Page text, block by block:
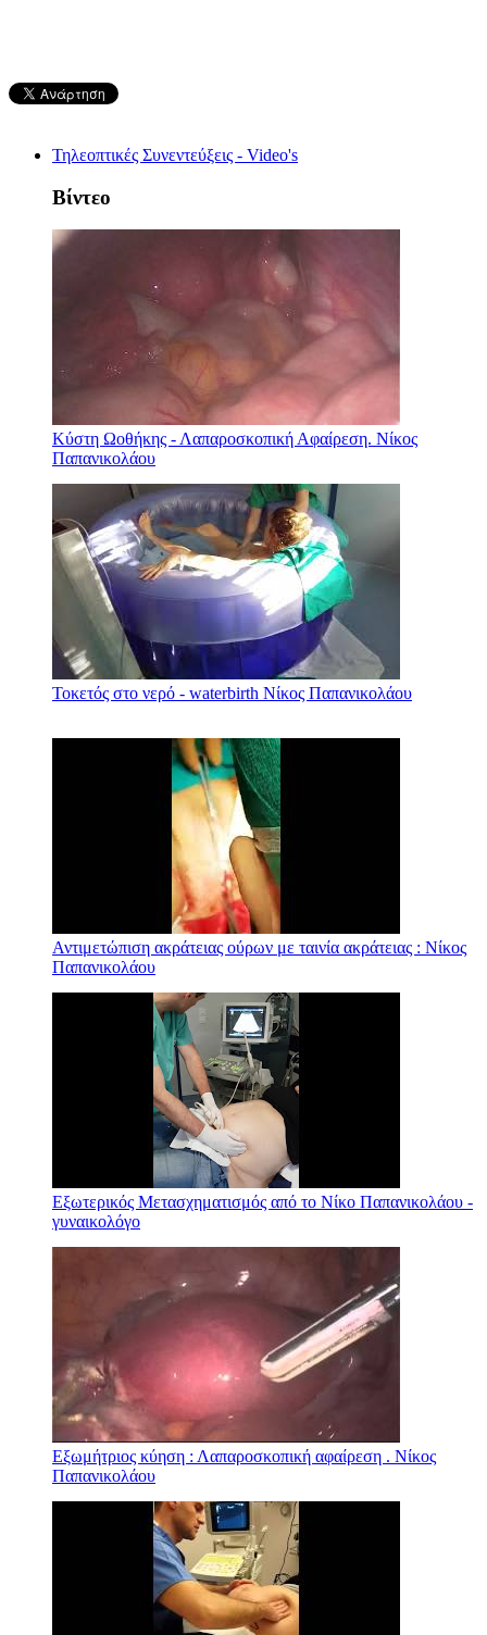
Τηλεοπτικές Συνεντεύξεις - Video's
Βίντεο
Κύστη Ωοθήκης - Λαπαροσκοπική Αφαίρεση. Νίκος
Παπανικολάου
Τοκετός στο νερό - waterbirth Νίκος Παπανικολάου
Αντιμετώπιση ακράτειας ούρων με ταινία ακράτειας : Νίκος
Παπανικολάου
Εξωτερικός Μετασχηματισμός από το Νίκο Παπανικολάου -
γυναικολόγο
Εξωμήτριος κύηση : Λαπαροσκοπική αφαίρεση . Νίκος
Παπανικολάου